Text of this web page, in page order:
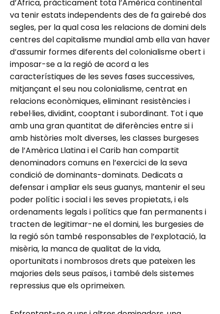
d’Àfrica, pràcticament tota l’Amèrica continental
va tenir estats independents des de fa gairebé dos
segles, per la qual cosa les relacions de domini dels
centres del capitalisme mundial amb ella van haver
d’assumir formes diferents del colonialisme obert i
imposar-se a la regió de acord a les
característiques de les seves fases successives,
mitjançant el seu nou colonialisme, centrat en
relacions econòmiques, eliminant resistències i
rebel·lies, dividint, cooptant i subordinant. Tot i que
amb una gran quantitat de diferències entre si i
amb històries molt diverses, les classes burgeses
de l’Amèrica Llatina i el Carib han compartit
denominadors comuns en l’exercici de la seva
condició de dominants-dominats. Dedicats a
defensar i ampliar els seus guanys, mantenir el seu
poder polític i social i les seves propietats, i els
ordenaments legals i polítics que fan permanents i
tracten de legitimar-ne el domini, les burgesies de
la regió són també responsables de l’explotació, la
misèria, la manca de qualitat de la vida,
oportunitats i nombrosos drets que pateixen les
majories dels seus països, i també dels sistemes
repressius que els oprimeixen.